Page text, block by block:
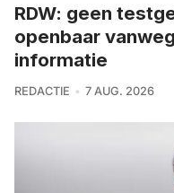
RDW: geen
openbaar
informatie
REDACTIE 7 AUG. 2026